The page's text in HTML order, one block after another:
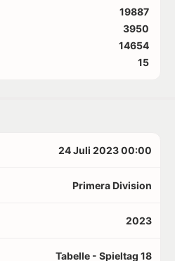
19887
3950
14654
15
24 Juli 2023 00:00
Primera Division
2023
Tabelle - Spieltag 18